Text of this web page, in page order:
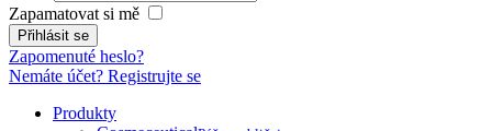
Zapamatovat si mě
Zapomenuté heslo?
Nemáte účet? Registrujte se
Produkty